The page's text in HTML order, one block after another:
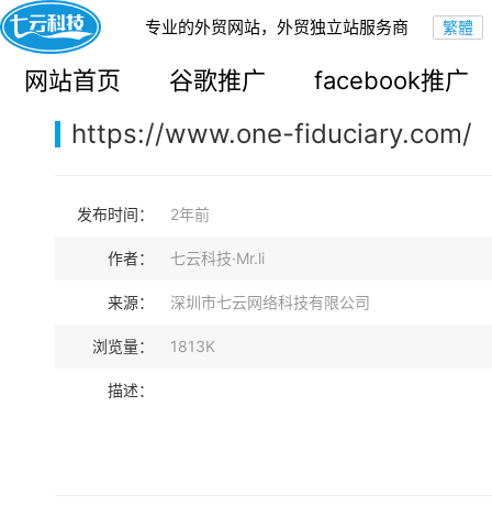
专业的外贸网站，外贸独立站服务商
网站首页 谷歌推广 facebook推广
您的当前位置： 网站首页>案例展示>B2B外贸独立站
https://www.one-fiduciary.com/
发布时间： 2年前
作者： 七云科技·Mr.li
来源： 深圳市七云网络科技有限公司
浏览量： 1813K
描述：